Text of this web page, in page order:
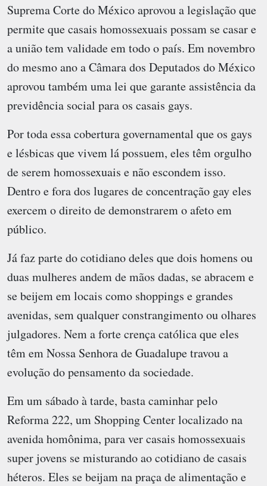
Suprema Corte do México aprovou a legislação que
permite que casais homossexuais possam se casar e
a união tem validade em todo o país. Em novembro
do mesmo ano a Câmara dos Deputados do México
aprovou também uma lei que garante assistência da
previdência social para os casais gays.
Por toda essa cobertura governamental que os gays
e lésbicas que vivem lá possuem, eles têm orgulho
de serem homossexuais e não escondem isso.
Dentro e fora dos lugares de concentração gay eles
exercem o direito de demonstrarem o afeto em
público.
Já faz parte do cotidiano deles que dois homens ou
duas mulheres andem de mãos dadas, se abracem e
se beijem em locais como shoppings e grandes
avenidas, sem qualquer constrangimento ou olhares
julgadores. Nem a forte crença católica que eles
têm em Nossa Senhora de Guadalupe travou a
evolução do pensamento da sociedade.
Em um sábado à tarde, basta caminhar pelo
Reforma 222, um Shopping Center localizado na
avenida homônima, para ver casais homossexuais
super jovens se misturando ao cotidiano de casais
héteros. Eles se beijam na praça de alimentação e